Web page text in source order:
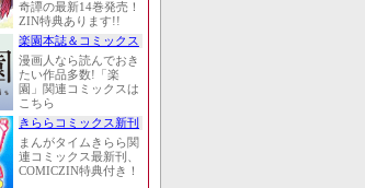
奇譚の最新14巻発売！
ZIN特典あります!!
楽園本誌＆コミックス
漫画人なら読んでおき
たい作品多数!「楽
園」関連コミックスは
こちら
きららコミックス新刊
まんがタイムきらら関
連コミックス最新刊、
COMICZIN特典付き！